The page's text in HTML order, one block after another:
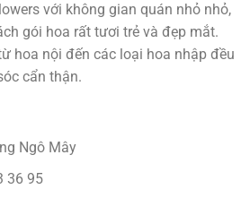
với không gian quán nhỏ nhỏ,
gói hoa rất tươi trẻ và đẹp mắt.
hoa nội đến các loại hoa nhập đều
cẩn thận.
Ngô Mây
36 95